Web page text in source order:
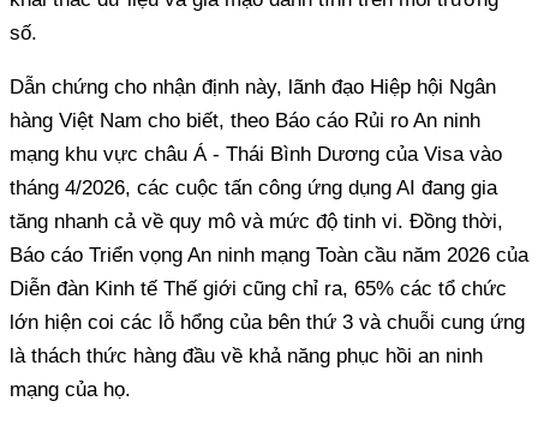
số.
Dẫn chứng cho nhận định này, lãnh đạo Hiệp hội Ngân
hàng Việt Nam cho biết, theo Báo cáo Rủi ro An ninh
mạng khu vực châu Á - Thái Bình Dương của Visa vào
tháng 4/2026, các cuộc tấn công ứng dụng AI đang gia
tăng nhanh cả về quy mô và mức độ tinh vi. Đồng thời,
Báo cáo Triển vọng An ninh mạng Toàn cầu năm 2026 của
Diễn đàn Kinh tế Thế giới cũng chỉ ra, 65% các tổ chức
lớn hiện coi các lỗ hổng của bên thứ 3 và chuỗi cung ứng
là thách thức hàng đầu về khả năng phục hồi an ninh
mạng của họ.